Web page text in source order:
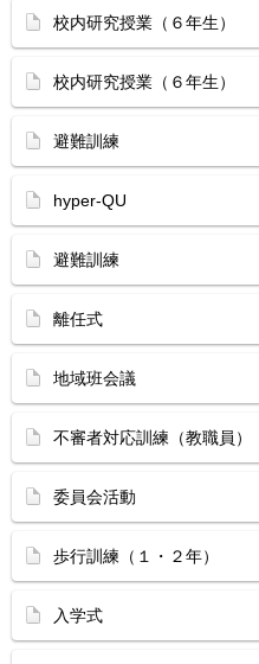
校内研究授業（６年生）
校内研究授業（６年生）
避難訓練
hyper-QU
避難訓練
離任式
地域班会議
不審者対応訓練（教職員）
委員会活動
歩行訓練（１・２年）
入学式